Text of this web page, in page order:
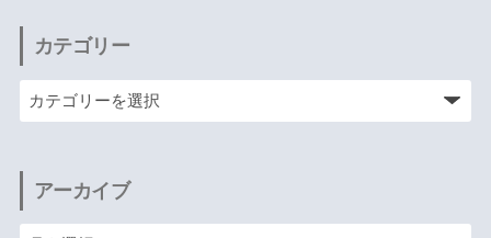
カテゴリー
アーカイブ